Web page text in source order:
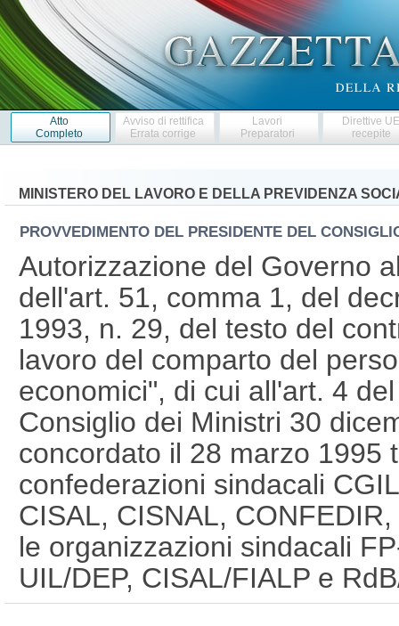
Atto
Completo
Avviso di rettifica
Errata corrige
Lavori
Preparatori
Direttive
recepite
MINISTERO DEL LAVORO E DELLA PREVIDENZA
PROVVEDIMENTO DEL PRESIDENTE DEL
Autorizzazione del Governo
dell'art. 51, comma 1, del
1993, n. 29, del testo del
lavoro del comparto del
economici", di cui all'art. 4
Consiglio dei Ministri 30
concordato il 28 marzo 1995
confederazioni sindacali
CISAL, CISNAL,
le organizzazioni sindacali
UIL/DEP, CISAL/FIALP e
Generale n.211 del 09-09-